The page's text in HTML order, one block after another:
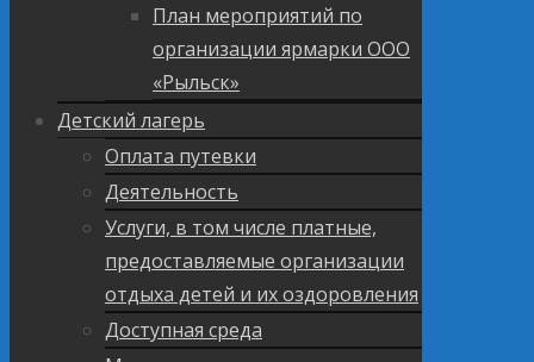
План мероприятий по
организации ярмарки ООО
«Рыльск»
Детский лагерь
Оплата путевки
Деятельность
Услуги, в том числе платные,
предоставляемые организации
отдыха детей и их оздоровления
Доступная среда